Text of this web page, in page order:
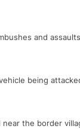
and
being
the border